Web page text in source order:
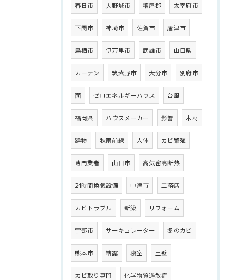
春日市 大野城市 糟屋郡 太宰府市
下関市 神埼市 佐賀市 唐津市
鳥栖市 伊万里市 武雄市 山口県
カーテン 筑紫野市 大分市 別府市
菌 ゼロエネルギーハウス 台風
福岡県 ハウスメーカー 影響 木材
建物 秋雨前線 人体 カビ繁殖
専門業者 山口市 高気密高断熱
24時間換気設備 中津市 工務店
カビトラブル 新築 リフォーム
宇部市 サーキュレーター 冬のカビ
熊本市 結露 寝室 土壁
カビ取り専門 化学物質過敏症